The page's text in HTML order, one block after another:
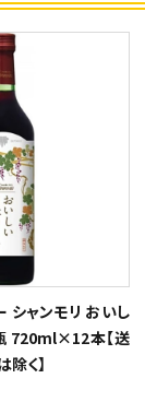
シャンモリ おいし
720ml×12本【送
く】